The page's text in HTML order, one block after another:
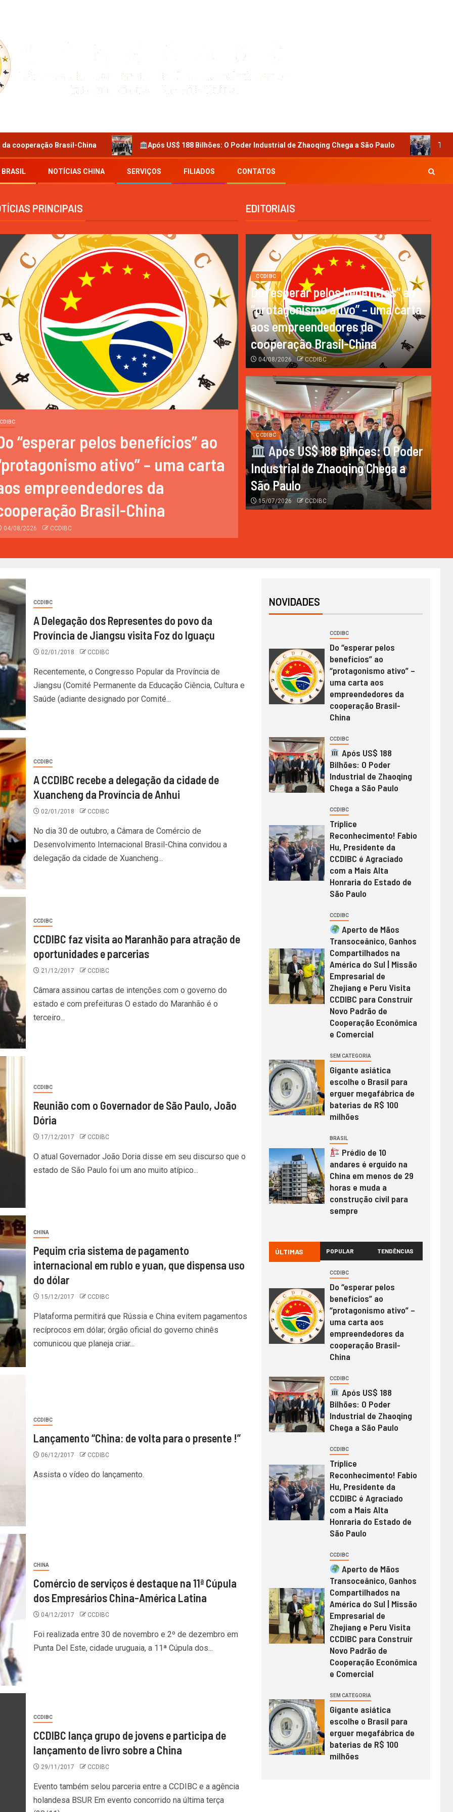
China Após US$ 188 Bilhões: O Poder Industrial de Zhaoqing Chega a São Paulo Tríplice
BRASIL NOTÍCIAS CHINA SERVIÇOS FILIADOS CONTATOS
PRINCIPAIS
“esperar pelos benefícios” ao
ativo” – uma carta
empreendedores da
Brasil-China
04/08/2026 CCDIBC
CCDIBC
Após US$ 188 Bilhões: O
Industrial de Zhaoqing
São Paulo
15/07/2026 CCDIBC
EDITORIAIS
CCDIBC
Do “esperar pelos benefícios” ao
“protagonismo ativo” – uma carta
aos empreendedores da
cooperação Brasil-China
04/08/2026 CCDIBC
CCDIBC
Após US$ 188 Bilhões: O Poder
Industrial de Zhaoqing Chega a
São Paulo
15/07/2026 CCDIBC
CCDIBC
A Delegação dos Representes do povo da
Província de Jiangsu visita Foz do Iguaçu
02/01/2018 CCDIBC
Recentemente, o Congresso Popular da Província de
Jiangsu (Comité Permanente da Educação Ciência, Cultura e
Saúde (adiante designado por Comité...
CCDIBC
A CCDIBC recebe a delegação da cidade de
Xuancheng da Província de Anhui
02/01/2018 CCDIBC
No dia 30 de outubro, a Câmara de Comércio de
Desenvolvimento Internacional Brasil-China convidou a
delegação da cidade de Xuancheng...
CCDIBC
CCDIBC faz visita ao Maranhão para atração de
oportunidades e parcerias
21/12/2017 CCDIBC
Câmara assinou cartas de intenções com o governo do
estado e com prefeituras O estado do Maranhão é o
terceiro...
CCDIBC
Reunião com o Governador de São Paulo, João
Dória
17/12/2017 CCDIBC
O atual Governador João Doria disse em seu discurso que o
estado de São Paulo foi um ano muito atípico...
CHINA
Pequim cria sistema de pagamento
internacional em rublo e yuan, que dispensa uso
do dólar
15/12/2017 CCDIBC
Plataforma permitirá que Rússia e China evitem pagamentos
recíprocos em dólar; órgão oficial do governo chinês
comunicou que planeja criar...
CCDIBC
Lançamento “China: de volta para o presente !”
06/12/2017 CCDIBC
Assista o vídeo do lançamento.
CHINA
Comércio de serviços é destaque na 11ª Cúpula
dos Empresários China-América Latina
04/12/2017 CCDIBC
Foi realizada entre 30 de novembro e 2º de dezembro em
Punta Del Este, cidade uruguaia, a 11ª Cúpula dos...
CCDIBC
CCDIBC lança grupo de jovens e participa de
lançamento de livro sobre a China
29/11/2017 CCDIBC
Evento também selou parceria entre a CCDIBC e a agência
holandesa BSUR Em evento concorrido na última terça
NOVIDADES
CCDIBC
Do “esperar pelos
benefícios” ao
“protagonismo ativo” –
uma carta aos
empreendedores da
cooperação Brasil-
China
CCDIBC
Após US$ 188
Bilhões: O Poder
Industrial de Zhaoqing
Chega a São Paulo
CCDIBC
Tríplice
Reconhecimento! Fabio
Hu, Presidente da
CCDIBC é Agraciado
com a Mais Alta
Honraria do Estado de
São Paulo
CCDIBC
Aperto de Mãos
Transoceânico, Ganhos
Compartilhados na
América do Sul | Missão
Empresarial de
Zhejiang e Peru Visita
CCDIBC para Construir
Novo Padrão de
Cooperação Econômica
e Comercial
SEM CATEGORIA
Gigante asiática
escolhe o Brasil para
erguer megafábrica de
baterias de R$ 100
milhões
BRASIL
Prédio de 10
andares é erguido na
China em menos de 29
horas e muda a
construção civil para
sempre
ÚLTIMAS POPULAR TENDÊNCIAS
CCDIBC
Do “esperar pelos
benefícios” ao
“protagonismo ativo” –
uma carta aos
empreendedores da
cooperação Brasil-
China
CCDIBC
Após US$ 188
Bilhões: O Poder
Industrial de Zhaoqing
Chega a São Paulo
CCDIBC
Tríplice
Reconhecimento! Fabio
Hu, Presidente da
CCDIBC é Agraciado
com a Mais Alta
Honraria do Estado de
São Paulo
CCDIBC
Aperto de Mãos
Transoceânico, Ganhos
Compartilhados na
América do Sul | Missão
Empresarial de
Zhejiang e Peru Visita
CCDIBC para Construir
Novo Padrão de
Cooperação Econômica
e Comercial
SEM CATEGORIA
Gigante asiática
escolhe o Brasil para
erguer megafábrica de
baterias de R$ 100
milhões